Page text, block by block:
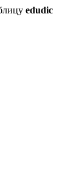
edudic